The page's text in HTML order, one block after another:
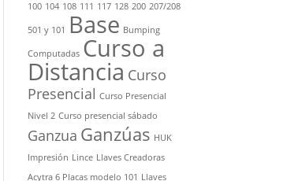
100 104 108 111 117 128 200 207/208
501 y 101 Base Bumping
Computadas Curso a
Distancia Curso
Presencial Curso Presencial
Nivel 2 Curso presencial sábado
Ganzua Ganzúas HUK
Impresión Lince Llaves Creadoras
Acytra 6 Placas modelo 101 Llaves